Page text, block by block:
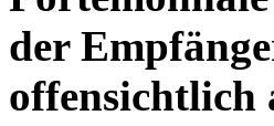
der
offensichtlich